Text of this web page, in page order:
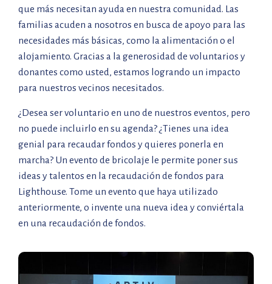
que más necesitan ayuda en nuestra comunidad. Las
familias acuden a nosotros en busca de apoyo para las
necesidades más básicas, como la alimentación o el
alojamiento. Gracias a la generosidad de voluntarios y
donantes como usted, estamos logrando un impacto
para nuestros vecinos necesitados.
¿Desea ser voluntario en uno de nuestros eventos, pero
no puede incluirlo en su agenda? ¿Tienes una idea
genial para recaudar fondos y quieres ponerla en
marcha? Un evento de bricolaje le permite poner sus
ideas y talentos en la recaudación de fondos para
Lighthouse. Tome un evento que haya utilizado
anteriormente, o invente una nueva idea y conviértala
en una recaudación de fondos.